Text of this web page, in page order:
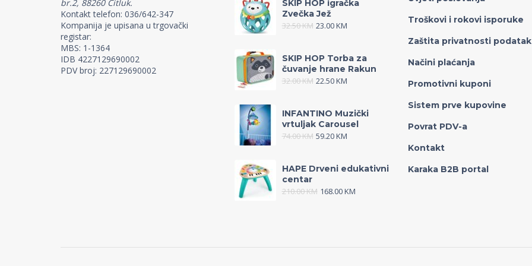
br.2, 88260 Čitluk.
Kontakt telefon: 036/642-347
Kompanija je upisana u trgovački
registar:
MBS: 1-1364
IDB 4227129690002
PDV broj: 227129690002
SKIP HOP igračka
Zvečka Jež
32.50KM 23.00KM
SKIP HOP Torba za
čuvanje hrane Rakun
32.00KM 22.50KM
INFANTINO Muzički
vrtuljak Carousel
74.00KM 59.20KM
HAPE Drveni edukativni
centar
210.00KM 168.00KM
Troškovi i rokovi isporuke
Zaštita privatnosti
Načini plaćanja
Promotivni kuponi
Sistem prve kupovine
Povrat PDV-a
Kontakt
Karaka B2B portal